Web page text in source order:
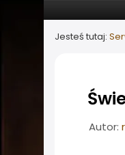
Jesteś tutaj:
Autor: